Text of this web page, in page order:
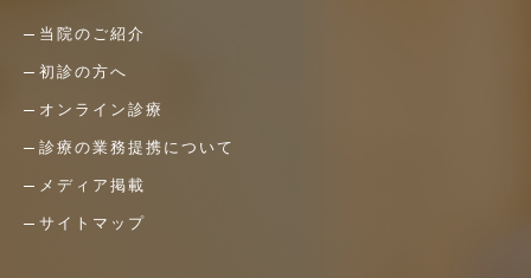
当院のご紹介
初診の方へ
オンライン診療
診療の業務提携について
メディア掲載
サイトマップ